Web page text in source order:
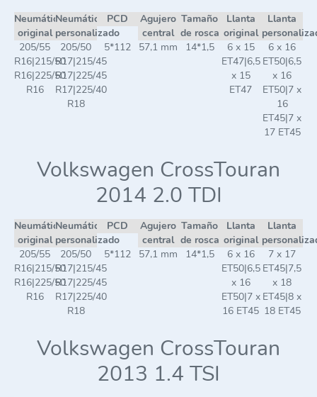
Neumático
original
Neumático
personalizado
PCD
Agujero
central
Tamaño
de rosca
Llanta
original
Llanta
205/55
R16|215/50
R16|225/50
R16
205/50
R17|215/45
R17|225/45
R17|225/40
R18
5*112 57,1 mm 14*1,5
6 x 15
ET47|6,5
x 15
ET47
6 x 16
ET50|6,5
x 16
ET50|7 x
16
ET45|7 x
17 ET45
Volkswagen CrossTouran
2014 2.0 TDI
Neumático
original
Neumático
personalizado
PCD
Agujero
central
Tamaño
de rosca
Llanta
original
Llanta
205/55
R16|215/50
R16|225/50
R16
205/50
R17|215/45
R17|225/45
R17|225/40
R18
5*112 57,1 mm 14*1,5
6 x 16
ET50|6,5
x 16
ET50|7 x
16 ET45
7 x 17
ET45|7,5
x 18
ET45|8 x
18 ET45
Volkswagen CrossTouran
2013 1.4 TSI